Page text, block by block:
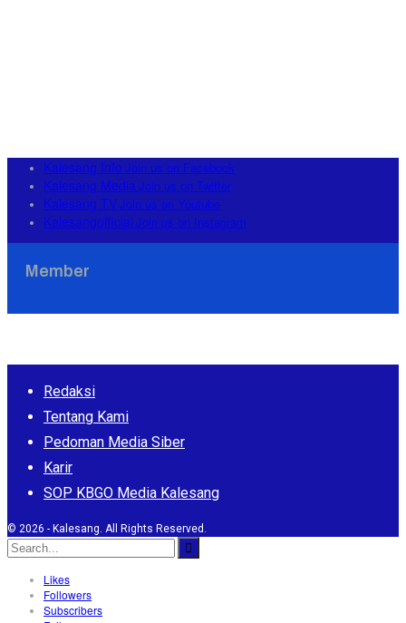
Kalesang Info Join us on Facebook
Kalesang Media Join us on Twitter
Kalesang TVJoin us on Youtube
Kalesangofficial Join us on Instagram
Member
Redaksi
Tentang Kami
Pedoman Media Siber
Karir
SOP KBGO Media Kalesang
© 2026 - Kalesang. All Rights Reserved.
Likes
Followers
Subscribers